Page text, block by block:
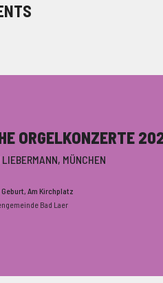
ORGELKONZERTE
MÜNCHEN
Geburt, Am Kirchplatz
Bad Laer